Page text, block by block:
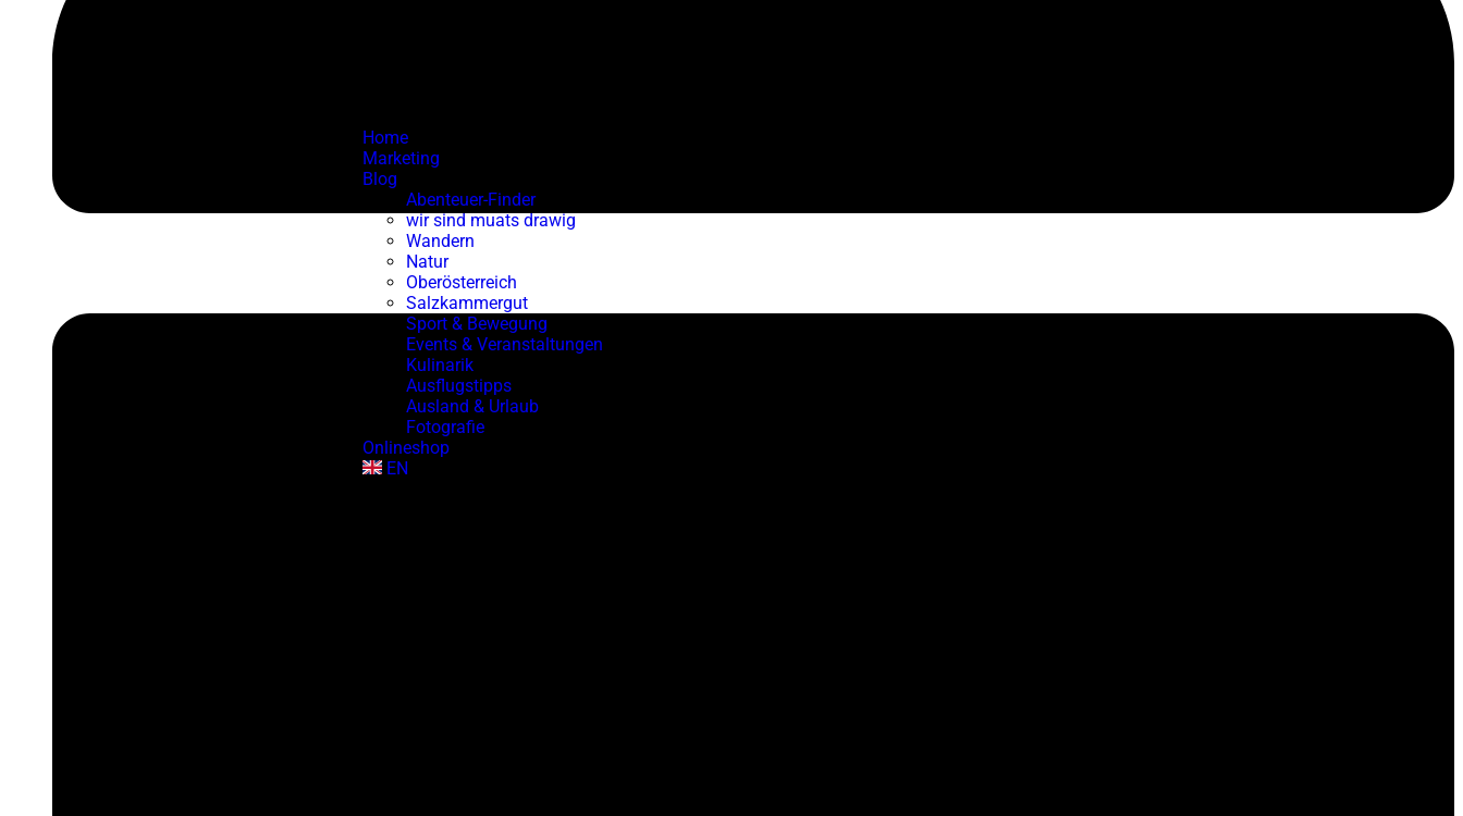
Home
Marketing
Blog
Abenteuer-Finder
wir sind muats drawig
Wandern
Natur
Oberösterreich
Salzkammergut
Sport & Bewegung
Events & Veranstaltungen
Kulinarik
Ausflugstipps
Ausland & Urlaub
Fotografie
Onlineshop
EN